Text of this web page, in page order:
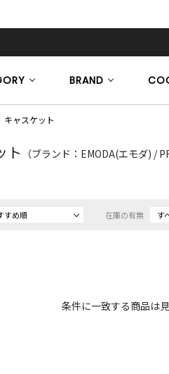
BRAND
キャスケット
ト （ブランド：EMODA(エモダ) /
すめ順 在庫の有無 す
条件に一致する商品は